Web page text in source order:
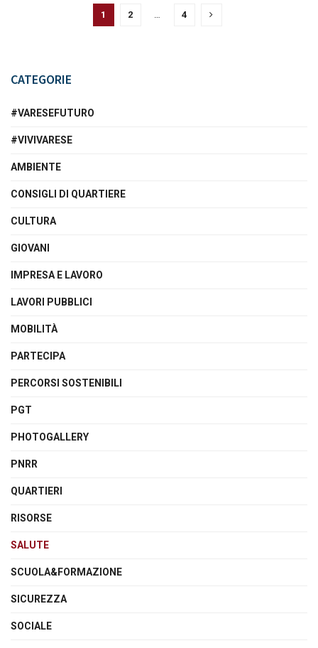
1 2 4
CATEGORIE
#VARESEFUTURO
#VIVIVARESE
AMBIENTE
CONSIGLI DI QUARTIERE
CULTURA
GIOVANI
IMPRESA E LAVORO
LAVORI PUBBLICI
MOBILITÀ
PARTECIPA
PERCORSI SOSTENIBILI
PGT
PHOTOGALLERY
PNRR
QUARTIERI
RISORSE
SALUTE
SCUOLA&FORMAZIONE
SICUREZZA
SOCIALE